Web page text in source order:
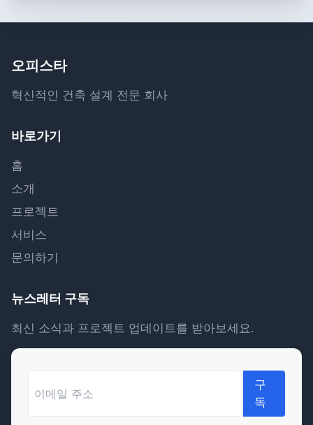
오피스타
혁신적인 건축 설계 전문 회사
바로가기
홈
소개
프로젝트
서비스
문의하기
뉴스레터 구독
최신 소식과 프로젝트 업데이트를 받아보세요.
구
독